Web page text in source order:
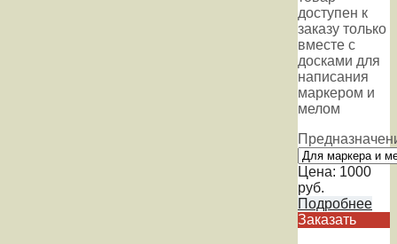
доступен к
заказу только
вместе с
досками для
написания
маркером и
мелом
Цена: 1000
руб.
Подробнее
Заказать